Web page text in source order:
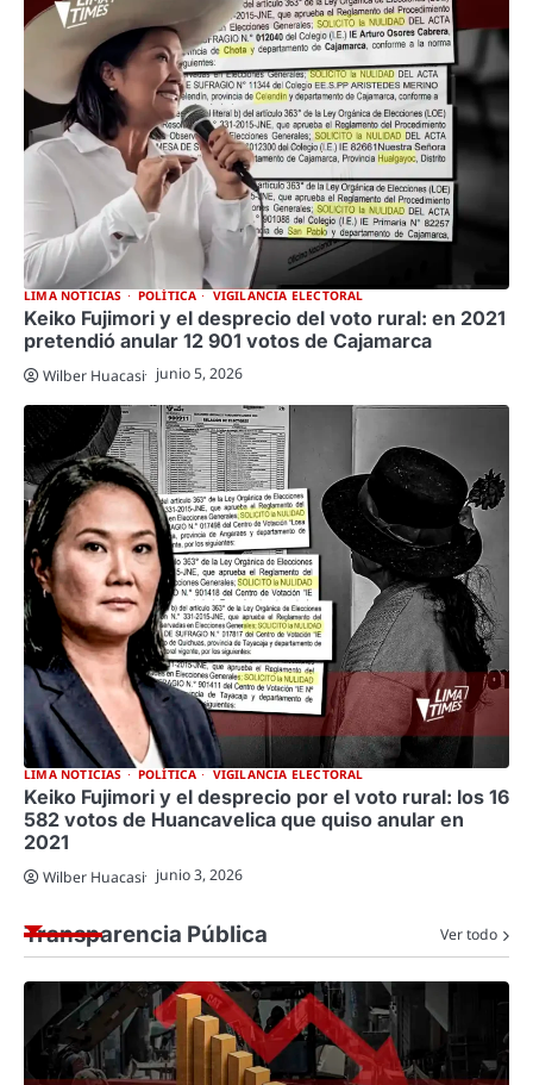
LIMA NOTICIAS POLÍTICA VIGILANCIA ELECTORAL
Keiko Fujimori y el desprecio del voto rural: en 2021
pretendió anular 12 901 votos de Cajamarca
Wilber Huacasi junio 5, 2026
LIMA NOTICIAS POLÍTICA VIGILANCIA ELECTORAL
Keiko Fujimori y el desprecio por el voto rural: los 16
582 votos de Huancavelica que quiso anular en
2021
Wilber Huacasi junio 3, 2026
Transparencia Pública Ver todo